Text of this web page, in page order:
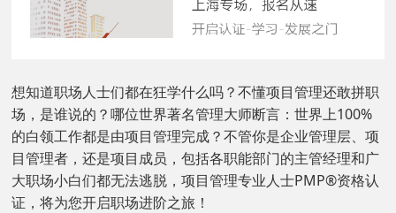
想知道职场人士们都在狂学什么吗？不懂项目管理还敢拼职
场，是谁说的？哪位世界著名管理大师断言：世界上100%
的白领工作都是由项目管理完成？不管你是企业管理层、项
目管理者，还是项目成员，包括各职能部门的主管经理和广
大职场小白们都无法逃脱，项目管理专业人士PMP®资格认
证，将为您开启职场进阶之旅！